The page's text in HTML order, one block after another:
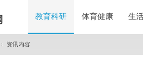
教育科研 体育健康 生
资讯内容